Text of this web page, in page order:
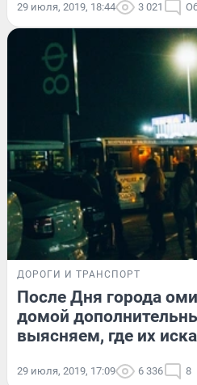
29 июля, 2019, 18:44 3 021
ДОРОГИ И ТРАНСПОРТ
После Дня города
домой
выясняем, где их
29 июля, 2019, 17:09 6 336 8